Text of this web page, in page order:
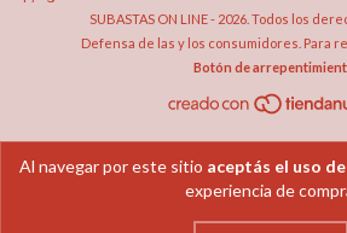
Al navegar por este sitio aceptás el uso
experiencia de
SUBASTAS ON LINE - 2026. Todos los
Defensa de las y los consumidores. Para
Botón de